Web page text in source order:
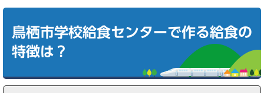
鳥栖市学校給食センターで作る給食の
特徴は？